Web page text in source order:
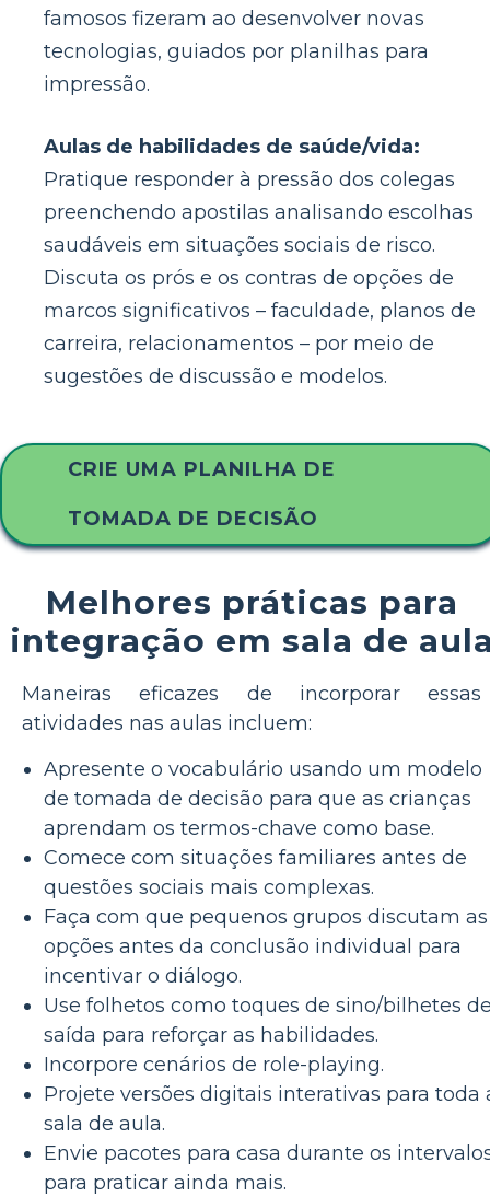
famosos fizeram ao desenvolver novas
tecnologias, guiados por planilhas para
impressão.
Aulas de habilidades de saúde/vida:
Pratique responder à pressão dos colegas
preenchendo apostilas analisando escolhas
saudáveis ​​em situações sociais de risco.
Discuta os prós e os contras de opções de
marcos significativos – faculdade, planos de
carreira, relacionamentos – por meio de
sugestões de discussão e modelos.
CRIE UMA PLANILHA DE
TOMADA DE DECISÃO
Melhores práticas para
integração em sala de
Maneiras eficazes de incorporar essas
atividades nas aulas incluem:
Apresente o vocabulário usando um modelo
de tomada de decisão para que as crianças
aprendam os termos-chave como base.
Comece com situações familiares antes de
questões sociais mais complexas.
Faça com que pequenos grupos discutam as
opções antes da conclusão individual para
incentivar o diálogo.
Use folhetos como toques de sino/bilhetes
saída para reforçar as habilidades.
Incorpore cenários de role-playing.
Projete versões digitais interativas para toda
sala de aula.
Envie pacotes para casa durante os
para praticar ainda mais.